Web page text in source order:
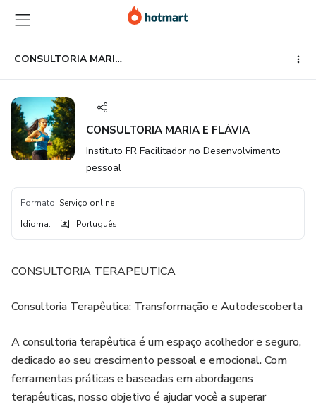
para
o
conteúdo
principal
para
o
pagamento
para
o
rodapé
CONSULTORIA MARIA E FLÁVIA
CONSULTORIA MARIA E FLÁVIA
Instituto FR Facilitador no Desenvolvimento
pessoal
Formato: Serviço online
Idioma: Português
CONSULTORIA TERAPEUTICA
Consultoria Terapêutica: Transformação e Autodescoberta
A consultoria terapêutica é um espaço acolhedor e seguro,
dedicado ao seu crescimento pessoal e emocional. Com
ferramentas práticas e baseadas em abordagens
terapêuticas, nosso objetivo é ajudar você a superar